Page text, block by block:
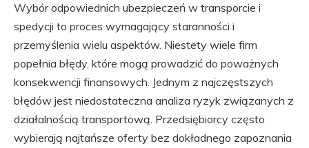
Wybór odpowiednich ubezpieczeń w transporcie i
spedycji to proces wymagający staranności i
przemyślenia wielu aspektów. Niestety wiele firm
popełnia błędy, które mogą prowadzić do poważnych
konsekwencji finansowych. Jednym z najczęstszych
błędów jest niedostateczna analiza ryzyk związanych z
działalnością transportową. Przedsiębiorcy często
wybierają najtańsze oferty bez dokładnego zapoznania